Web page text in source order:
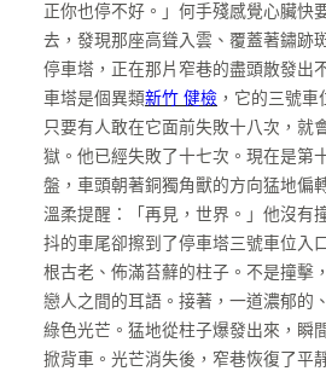
正你也停不好。」何手殘感覺心臟快
去，發現那座高聳入雲、覆蓋著鏽跡
停車塔，正在那片窄巷的盡頭散發出
車塔是個異類新竹 健檢 ，它的三號
只要有人敢在它面前失敗十八次，就
獄。他已經失敗了十七次。現在是第
盤，車頭朝著銅獨角獸的方向猛地偏
溫柔提醒：「再見，世界。」他沒有
抖的車尾卻擦到了停車塔三號車位入
根古老、佈滿苔蘚的柱子。不是撞擊
戀人之間的耳語。接著，一道濃郁的
綠色光芒。猛地從柱子爆發出來，瞬
掀背車。光芒消失後，窄巷恢復了平